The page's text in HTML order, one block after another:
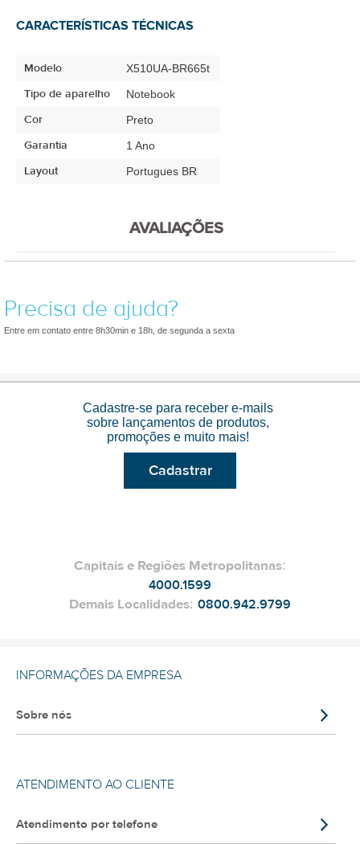
CARACTERÍSTICAS TÉCNICAS
Modelo X510UA-BR665t
Tipo de aparelho Notebook
Cor Preto
Garantia 1 Ano
Layout Portugues BR
AVALIAÇÕES
Precisa de ajuda?
Entre em contato entre 8h30min e 18h, de segunda a sexta
Cadastre-se para receber e-mails
sobre lançamentos de produtos,
promoções e muito mais!
Cadastrar
Capitais e Regiões Metropolitanas:
4000.1599
Demais Localidades: 0800.942.9799
INFORMAÇÕES DA EMPRESA
Sobre nós
ATENDIMENTO AO CLIENTE
Atendimento por telefone